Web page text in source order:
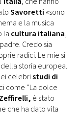
Savoretti «sono
e la musica
la cultura italiana,
Credo sia
radici. Le mie si
storia europea.
celebristudi di
come “La dolce
Zeffirelli, è stato
che ha dato vita